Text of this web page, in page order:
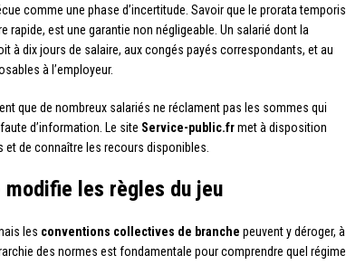
comme une phase d’incertitude. Savoir que le prorata temporis
est une garantie non négligeable. Un salarié dont la
à dix jours de salaire, aux congés payés correspondants, et au
à l’employeur.
que de nombreux salariés ne réclament pas les sommes qui
d’information. Le site Service-public.frmet à disposition
de connaître les recours disponibles.
les règles du jeu
les conventions collectives de branche peuvent y déroger, à
des normes est fondamentale pour comprendre quel régime